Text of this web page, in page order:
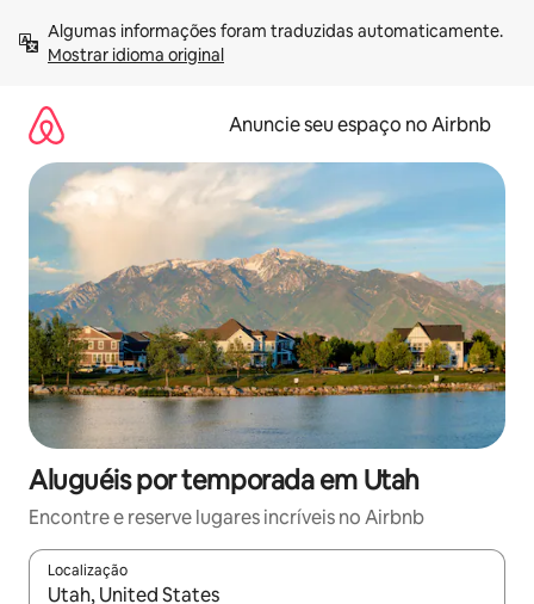
para
Mostrar idioma original
Anuncie seu espaço no Airbnb
Aluguéis por temporada em Utah
Encontre e reserve lugares incríveis no Airbnb
Localização
Quando os resultados estiverem disponíveis, explore-os